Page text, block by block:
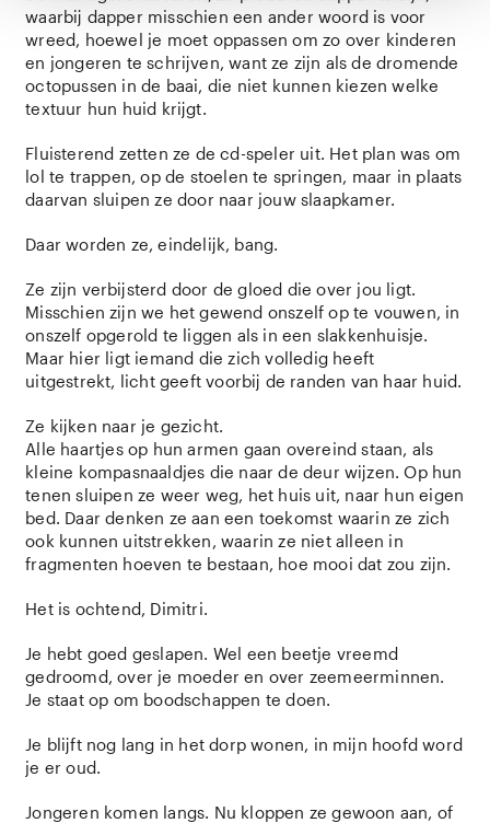
waarbij dapper misschien een ander woord is voor
wreed, hoewel je moet oppassen om zo over kinderen
en jongeren te schrijven, want ze zijn als de dromende
octopussen in de baai, die niet kunnen kiezen welke
textuur hun huid krijgt.
Fluisterend zetten ze de cd-speler uit. Het plan was om
lol te trappen, op de stoelen te springen, maar in plaats
daarvan sluipen ze door naar jouw slaapkamer.
Daar worden ze, eindelijk, bang.
Ze zijn verbijsterd door de gloed die over jou ligt.
Misschien zijn we het gewend onszelf op te vouwen, in
onszelf opgerold te liggen als in een slakkenhuisje.
Maar hier ligt iemand die zich volledig heeft
uitgestrekt, licht geeft voorbij de randen van haar huid.
Ze kijken naar je gezicht.
Alle haartjes op hun armen gaan overeind staan, als
kleine kompasnaaldjes die naar de deur wijzen. Op hun
tenen sluipen ze weer weg, het huis uit, naar hun eigen
bed. Daar denken ze aan een toekomst waarin ze zich
ook kunnen uitstrekken, waarin ze niet alleen in
fragmenten hoeven te bestaan, hoe mooi dat zou zijn.
Het is ochtend, Dimitri.
Je hebt goed geslapen. Wel een beetje vreemd
gedroomd, over je moeder en over zeemeerminnen.
Je staat op om boodschappen te doen.
Je blijft nog lang in het dorp wonen, in mijn hoofd word
je er oud.
Jongeren komen langs. Nu kloppen ze gewoon aan, of